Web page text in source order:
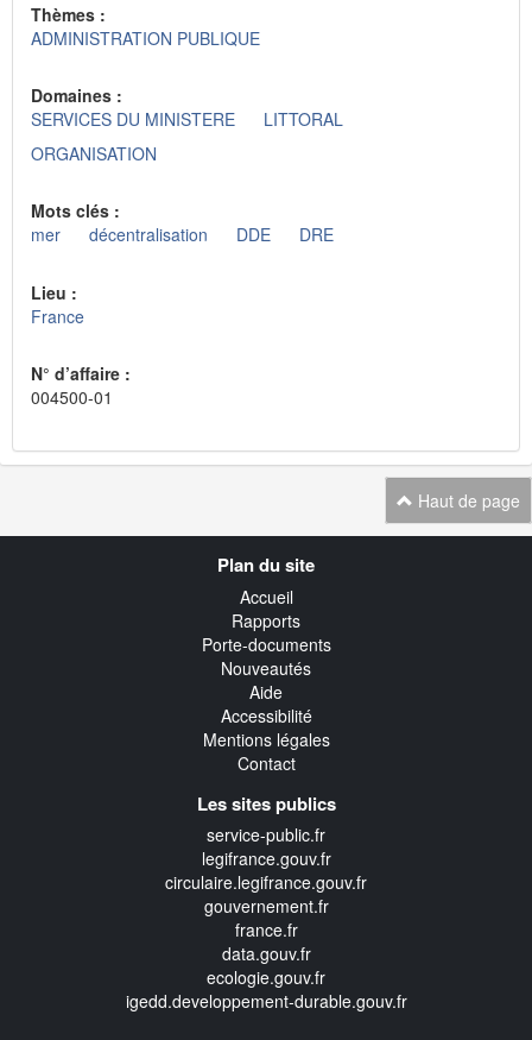
Thèmes :
ADMINISTRATION PUBLIQUE
Domaines :
SERVICES DU MINISTERE
LITTORAL
ORGANISATION
Mots clés :
mer
décentralisation DDE DRE
Lieu :
France
N° d’affaire :
004500-01
Haut de page
Plan du site
Accueil
Rapports
Porte-documents
Nouveautés
Aide
Accessibilité
Mentions légales
Contact
Les sites publics
service-public.fr
legifrance.gouv.fr
circulaire.legifrance.gouv.fr
gouvernement.fr
france.fr
data.gouv.fr
ecologie.gouv.fr
igedd.developpement-durable.gouv.fr